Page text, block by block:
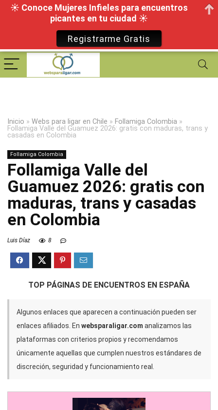
Inicio » Webs para ligar en Chile » Follamiga Colombia »
Follamiga Valle del Guamuez 2026: gratis con maduras, trans y
casadas en Colombia
Follamiga Colombia
Follamiga Valle del
Guamuez 2026: gratis con
maduras, trans y casadas
en Colombia
Luis Díaz 8
TOP PÁGINAS DE ENCUENTROS EN ESPAÑA
Algunos enlaces que aparecen a continuación pueden ser
enlaces afiliados. En websparaligar.com analizamos las
plataformas con criterios propios y recomendamos
únicamente aquellas que cumplen nuestros estándares de
discreción, seguridad y funcionamiento real.
☀ Conoce Mujeres Infieles para encuentros
picantes en tu ciudad ☀
Registrarme Gratis